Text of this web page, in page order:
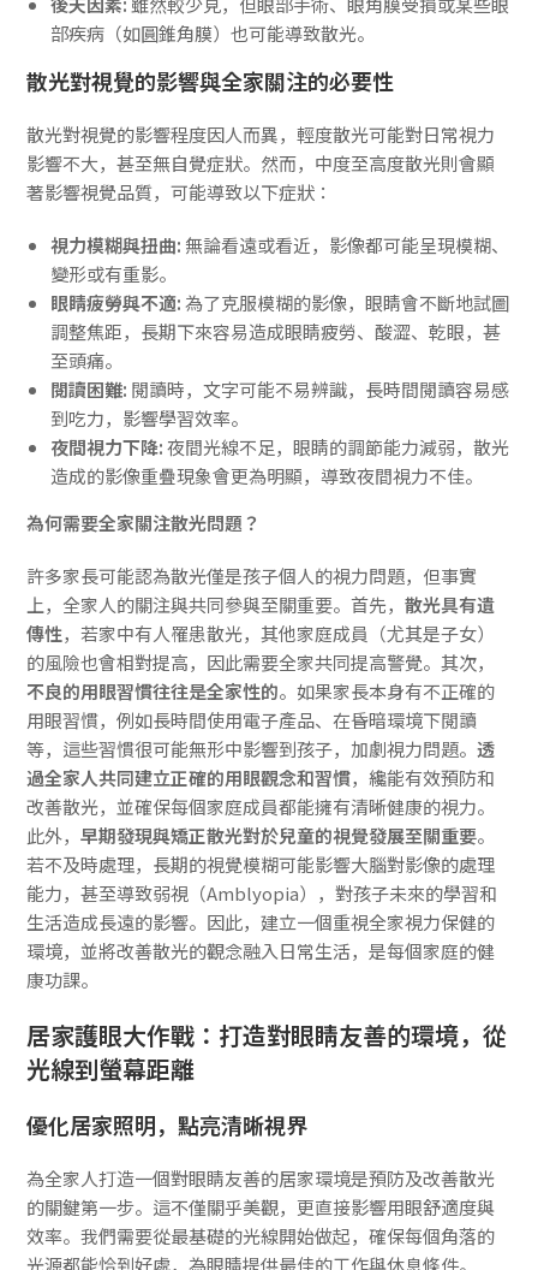
部疾病（如圓錐角膜）也可能導致散光。
散光對視覺的影響與全家關注的必要性
散光對視覺的影響程度因人而異，輕度散光可能對日常視力
影響不大，甚至無自覺症狀。然而，中度至高度散光則會顯
著影響視覺品質，可能導致以下症狀：
視力模糊與扭曲: 無論看遠或看近，影像都可能呈現模糊、
變形或有重影。
眼睛疲勞與不適:為了克服模糊的影像，眼睛會不斷地試圖
調整焦距，長期下來容易造成眼睛疲勞、酸澀、乾眼，甚
至頭痛。
閱讀困難: 閱讀時，文字可能不易辨識，長時間閱讀容易感
到吃力，影響學習效率。
夜間視力下降:夜間光線不足，眼睛的調節能力減弱，散光
造成的影像重疊現象會更為明顯，導致夜間視力不佳。
為何需要全家關注散光問題？
許多家長可能認為散光僅是孩子個人的視力問題，但事實
上，全家人的關注與共同參與至關重要。首先，散光具有遺
傳性，若家中有人罹患散光，其他家庭成員（尤其是子女）
的風險也會相對提高，因此需要全家共同提高警覺。其次，
不良的用眼習慣往往是全家性的。如果家長本身有不正確的
用眼習慣，例如長時間使用電子產品、在昏暗環境下閱讀
等，這些習慣很可能無形中影響到孩子，加劇視力問題。透
過全家人共同建立正確的用眼觀念和習慣，纔能有效預防和
改善散光，並確保每個家庭成員都能擁有清晰健康的視力。
此外，早期發現與矯正散光對於兒童的視覺發展至關重要。
若不及時處理，長期的視覺模糊可能影響大腦對影像的處理
能力，甚至導致弱視（Amblyopia），對孩子未來的學習和
生活造成長遠的影響。因此，建立一個重視全家視力保健的
環境，並將改善散光的觀念融入日常生活，是每個家庭的健
康功課。
居家護眼大作戰：打造對眼睛友善的環境，從
光線到螢幕距離
優化居家照明，點亮清晰視界
為全家人打造一個對眼睛友善的居家環境是預防及改善散光
的關鍵第一步。這不僅關乎美觀，更直接影響用眼舒適度與
效率。我們需要從最基礎的光線開始做起，確保每個角落的
光源都能恰到好處，為眼睛提供最佳的工作與休息條件。